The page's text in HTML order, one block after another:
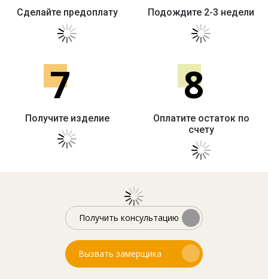
Сделайте предоплату Подождите 2-3 недели
7
Получите изделие
8
Оплатите остаток по
счету
Получить консультацию
Вызвать замерщика